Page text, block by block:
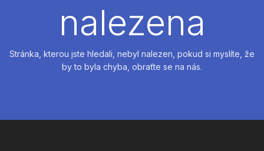
nalezena
Stránka, kterou jste hledali, nebyl nalezen, pokud si myslíte, že
by to byla chyba, obraťte se na nás.